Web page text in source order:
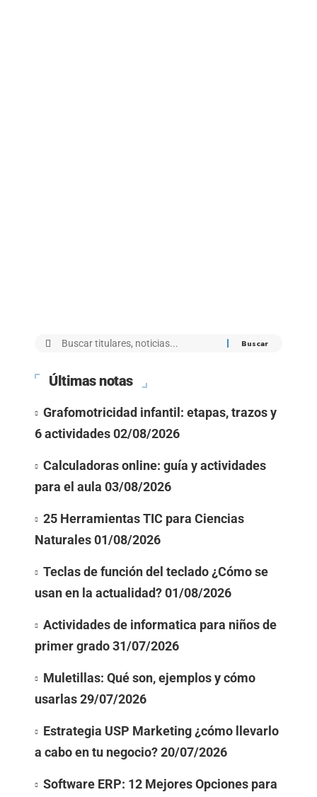
Últimas notas
Grafomotricidad infantil: etapas, trazos y
6 actividades02/08/2026
Calculadoras online: guía y actividades
para el aula 03/08/2026
25 Herramientas TIC para Ciencias
Naturales01/08/2026
Teclas de función del teclado ¿Cómo se
usan en la actualidad?01/08/2026
Actividades de informatica para niños de
primer grado31/07/2026
Muletillas: Qué son, ejemplos y cómo
usarlas29/07/2026
Estrategia USP Marketing ¿cómo llevarlo
a cabo en tu negocio?20/07/2026
Software ERP: 12 Mejores Opciones para